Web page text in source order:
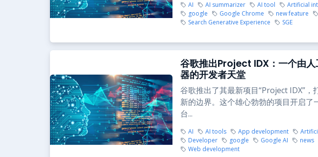
AI AI summarizer AI tool Artificial
google
Google Chrome new feature
Search Generative Experience
SGE
谷歌推出Project IDX：一个由
器的开发者天堂
谷歌推出了其最新项目“Project IDX”，
新的边界。这个雄心勃勃的项目开启了
台...
AI AI tools App development
Developer
google Google AI news
Web development